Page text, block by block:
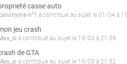
casse auto
n°1 a contribué au sujet le 01/04 à
jeu crash
a contribué au sujet le 19/03 à 21:59
de GTA
a contribué au sujet le 19/03 à 21:52